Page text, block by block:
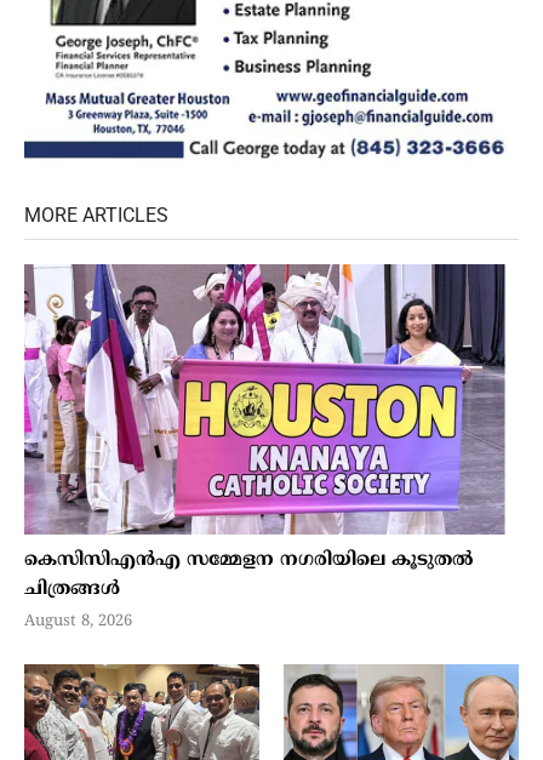
MORE ARTICLES
കെസിസിഎന്‍എ സമ്മേളന നഗരിയിലെ കൂടുതല്‍
ചിത്രങ്ങള്‍
August 8, 2026